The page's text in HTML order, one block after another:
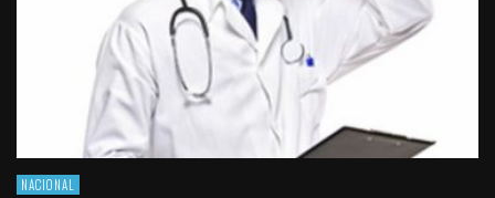
NACIONAL